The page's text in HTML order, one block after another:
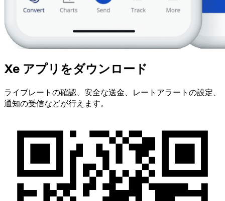
Xe アプリをダウンロード
ライブレートの確認、安全な送金、レートアラートの設定、
通知の受信などが行えます。